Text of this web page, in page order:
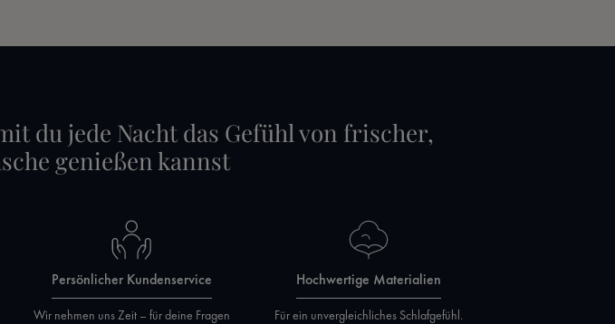
du jede Nacht das Gefühl von frischer,
genießen kannst
Persönlicher Kundenservice
Wir nehmen uns Zeit – für deine Fragen
Hochwertige Materialien
Für ein unvergleichliches Schlafgefühl.